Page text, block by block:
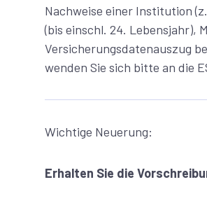
Nachweise einer Institution
(bis einschl. 24. Lebensjahr),
Versicherungsdatenauszug
wenden Sie sich bitte an die
Wichtige Neuerung:
Erhalten Sie die